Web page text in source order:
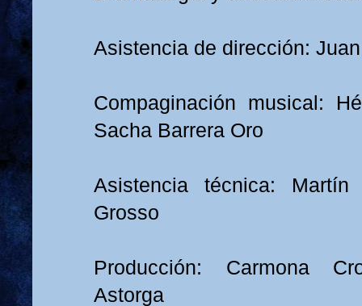
Asistencia de dirección:
Compaginación musical:
Sacha Barrera Oro
Asistencia técnica:
Grosso
Producción: Carmona
Astorga